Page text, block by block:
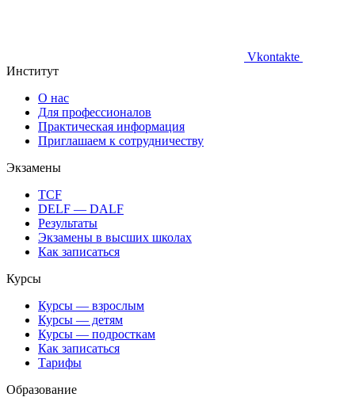
Vkontakte
Институт
О нас
Для профессионалов
Практическая информация
Приглашаем к сотрудничеству
Экзамены
TCF
DELF — DALF
Результаты
Экзамены в высших школах
Как записаться
Курсы
Курсы — взрослым
Курсы — детям
Курсы — подросткам
Как записаться
Тарифы
Образование